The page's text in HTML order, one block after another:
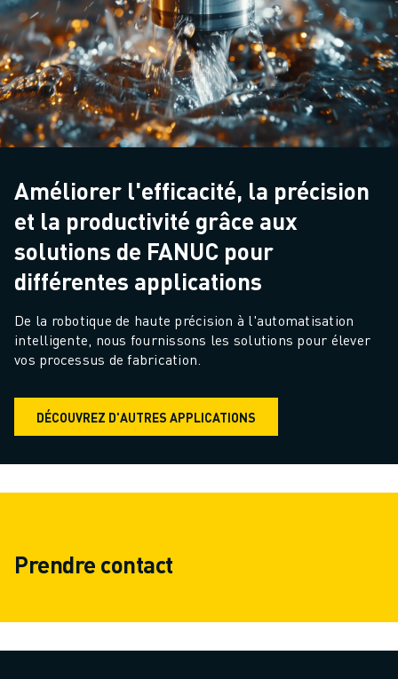
Améliorer l'efficacité, la précision
et la productivité grâce aux
solutions de FANUC pour
différentes applications
De la robotique de haute précision à l'automatisation
intelligente, nous fournissons les solutions pour élever
vos processus de fabrication.
DÉCOUVREZ D'AUTRES APPLICATIONS
Prendre contact